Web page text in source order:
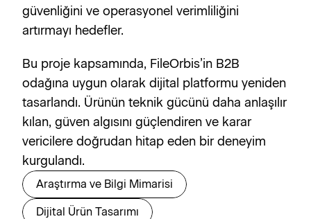
güvenliğini ve operasyonel verimliliğini
artırmayı hedefler.
Bu proje kapsamında, FileOrbis’in B2B
odağına uygun olarak dijital platformu yeniden
tasarlandı. Ürünün teknik gücünü daha anlaşılır
kılan, güven algısını güçlendiren ve karar
vericilere doğrudan hitap eden bir deneyim
kurgulandı.
Araştırma ve Bilgi Mimarisi
Dijital Ürün Tasarımı